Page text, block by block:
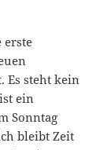
erste
Es steht kein
ein
Sonntag
bleibt Zeit